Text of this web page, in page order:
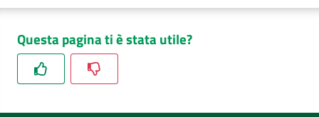
Questa pagina ti è stata utile?